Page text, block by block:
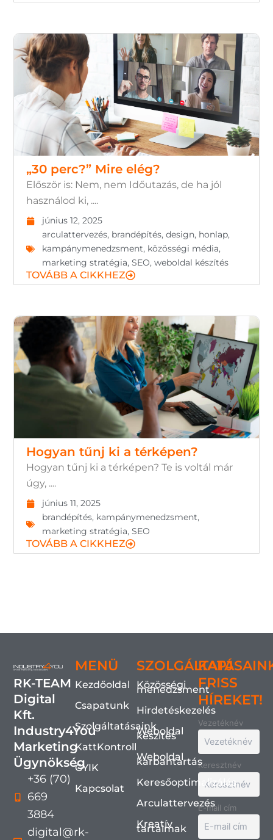
„30 perc?” Mire elég?
Először is: Nem, nem Időutazás, de ha jól
használod ki, ....
június 12, 2025
arculattervezés, brandépítés,design, honlap,
kampánymenedzsment, közösségi média,
marketing stratégia,SEO,weboldal készítés
TOVÁBB A CIKKHEZ
Hogyan tűnj ki a térképen?
Hogyan tűnj ki a térképen? Te is voltál már
úgy, ....
június 11, 2025
brandépítés, kampánymenedzsment,
marketing stratégia,SEO
TOVÁBB A CIKKHEZ
RK-TEAM
Digital
Kft.
Industry4You
Marketing
Ügynökség
+36 (70)
669
3884
digital@rk-
MENÜ
Kezdőoldal
Csapatunk
Szolgáltatásaink
KattKontroll
GYIK
Kapcsolat
Közösségi
menedzsment
Hirdetéskezelés
Weboldal
készítés
Weboldal
karbantartás
Keresőoptimalizálás
Arculattervezés
Kreatív
tartalmak
KAPJ
FRISS
HÍREKET!
Vezetéknév
Keresztnév
E-mail cím